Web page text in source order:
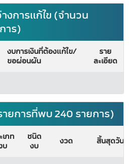
งการแก้ไข (จำนวน
าร)
งบการเงินที่ต้องแก้ไข/
ขอผ่อนผัน
ราย
ละเอียด
ยการที่พบ 240 รายการ)
เภท
บ
ชนิด
งบ
งวด สิ้นสุดวันที่